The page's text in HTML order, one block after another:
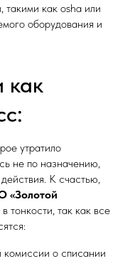
как osha или
оборудования и
как
утратило
не по назначению,
К счастью,
«Золотой
тонкости, так как все
комиссии о списании